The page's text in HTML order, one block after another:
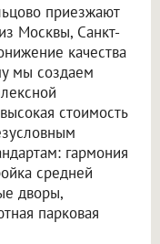
приезжают
Москвы, Санкт-
качества
мы создаем
стоимость
гармония
средней
дворы,
парковая